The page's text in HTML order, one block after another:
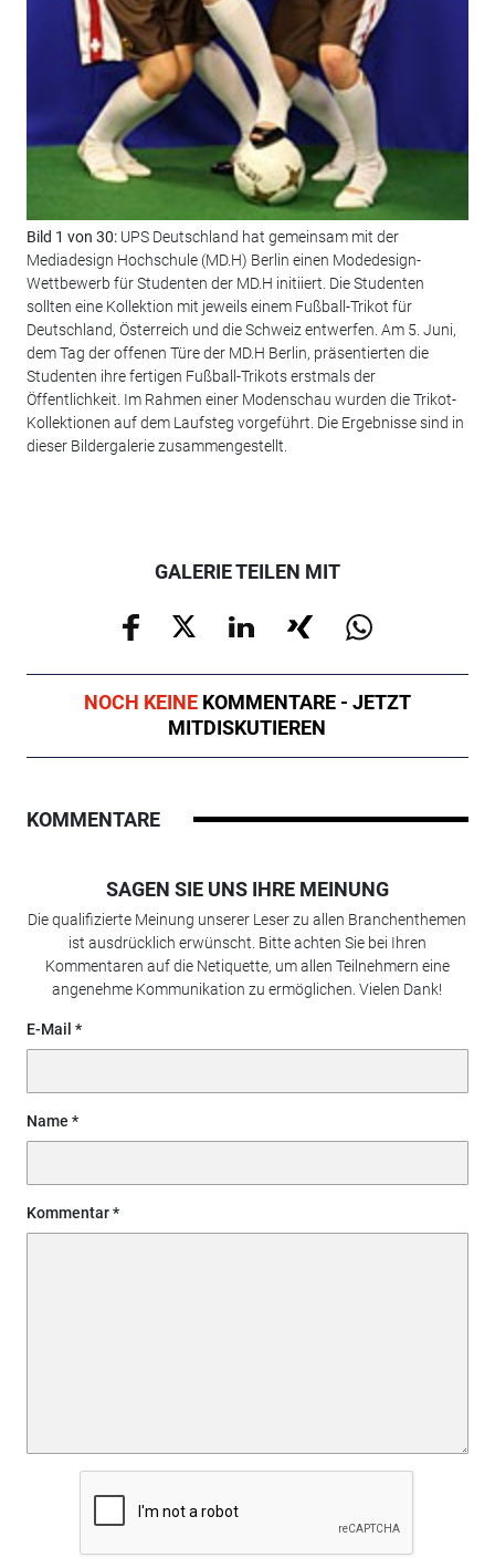
Bild 1 von 30: UPS Deutschland hat gemeinsam mit der
Mediadesign Hochschule (MD.H) Berlin einen Modedesign-
Wettbewerb für Studenten der MD.H initiiert. Die Studenten
sollten eine Kollektion mit jeweils einem Fußball-Trikot für
Deutschland, Österreich und die Schweiz entwerfen. Am 5. Juni,
dem Tag der offenen Türe der MD.H Berlin, präsentierten die
Studenten ihre fertigen Fußball-Trikots erstmals der
Öffentlichkeit. Im Rahmen einer Modenschau wurden die Trikot-
Kollektionen auf dem Laufsteg vorgeführt. Die Ergebnisse sind in
dieser Bildergalerie zusammengestellt.
GALERIE TEILEN MIT
NOCH KEINE KOMMENTARE - JETZT
MITDISKUTIEREN
KOMMENTARE
SAGEN SIE UNS IHRE MEINUNG
Die qualifizierte Meinung unserer Leser zu allen Branchenthemen
ist ausdrücklich erwünscht. Bitte achten Sie bei Ihren
Kommentaren auf die Netiquette, um allen Teilnehmern eine
angenehme Kommunikation zu ermöglichen. Vielen Dank!
E-Mail
Name
Kommentar